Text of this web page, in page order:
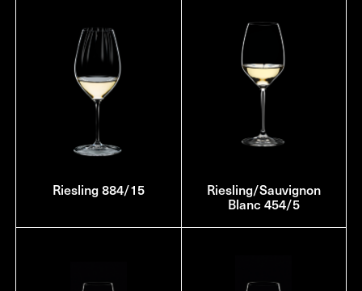
Riesling 884/15 Riesling/Sauvignon
Blanc 454/5